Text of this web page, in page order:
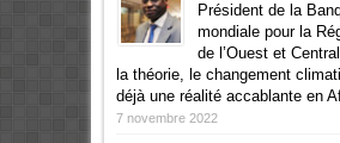
Président de la
mondiale pour la
de l’Ouest et
la théorie, le changement
déjà une réalité accablante en
7 novembre 2022